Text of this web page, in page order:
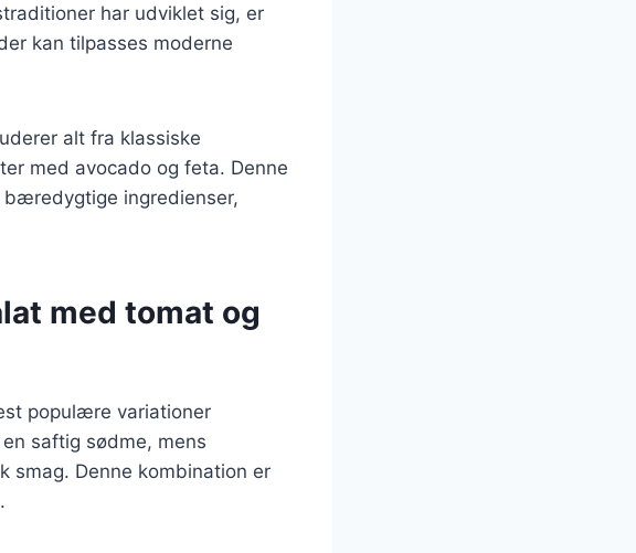
har udviklet sig, er
kan tilpasses moderne
alt fra klassiske
med avocado og feta. Denne
ingredienser,
med tomat og
populære variationer
saftig sødme, mens
smag. Denne kombination er